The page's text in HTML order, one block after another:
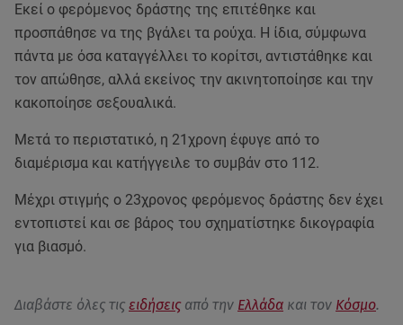
Εκεί ο φερόμενος δράστης της επιτέθηκε και
προσπάθησε να της βγάλει τα ρούχα. Η ίδια, σύμφωνα
πάντα με όσα καταγγέλλει το κορίτσι, αντιστάθηκε και
τον απώθησε, αλλά εκείνος την ακινητοποίησε και την
κακοποίησε σεξουαλικά.
Μετά το περιστατικό, η 21χρονη έφυγε από το
διαμέρισμα και κατήγγειλε το συμβάν στο 112.
Μέχρι στιγμής ο 23χρονος φερόμενος δράστης δεν έχει
εντοπιστεί και σε βάρος του σχηματίστηκε δικογραφία
για βιασμό.
Διαβάστε όλες τις ειδήσεις από την Ελλάδα και τον Κόσμο.